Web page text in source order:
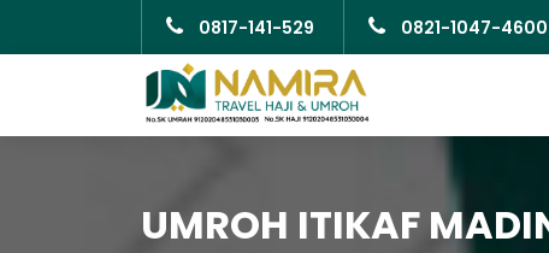
0817-141-529 0821-1047-4600
UMROH ITIKAF